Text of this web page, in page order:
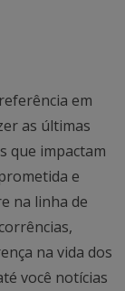
em
as últimas
que impactam
e
na linha de
na vida dos
você notícias